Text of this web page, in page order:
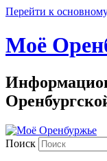
Перейти к
Моё
Поиск